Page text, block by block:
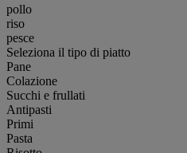
pollo
riso
pesce
Seleziona il tipo di piatto
Pane
Colazione
Succhi e frullati
Antipasti
Primi
Pasta